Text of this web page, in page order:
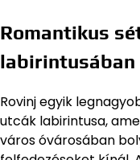
Romantikus
labirintusában
Rovinj egyik
utcák labirintusa,
város óvárosában